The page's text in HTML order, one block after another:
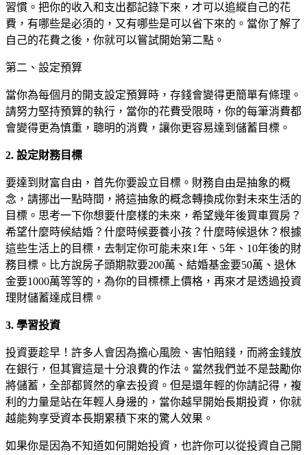
習慣。把你的收入和支出都記錄下來，才可以追縱自己的花
費，有哪些是必須的，又有哪些是可以省下來的。當你了解了
自己的花費之後，你就可以嘗試開始第二點。
第二、設定預算
當你為每個月的開支設定預算時，存錢會變得更簡單有條理。
請努力堅持預算的執行，當你的花費受限時，你的每筆消費都
會變得更為慎重，聰明的消費，讓你更容易達到儲蓄目標。
2. 設定財務目標
要達到財富自由，首先你要設立目標。財務自由是抽象的概
念，請挪出一點時間，將這抽象的概念轉換成你對未來生活的
目標。思考一下你想要什麼樣的未來，希望幾年後買車買房？
希望什麼時候結婚？什麼時候要養小孩？什麼時候退休？根據
這些生活上的目標，去制定你可能未來1年、5年、10年後的財
務目標。比方說房子頭期款要200萬、結婚基金要50萬、退休
金要1000萬等等的，為你的目標標上價格，再來才是透過投資
理財儲蓄達成目標。
3. 學習投資
投資要趁早！許多人會因為擔心風險、害怕賠錢，而將金錢放
在銀行，但其實這是十分浪費的作法。當然我們並不是鼓勵你
將儲蓄，全部都貿然的拿去投資。但是還年輕的你請記得，複
利的力量是站在年輕人身邊的，當你越早開始長期投資，你就
越能夠享受資本長期累積下來的驚人效果。
如果你是因為不知道如何開始投資，也許你可以從投資自己開